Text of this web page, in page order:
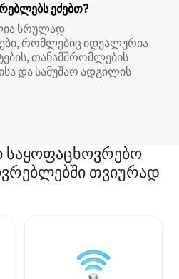
ეძებთ?
სრულად
რომლებიც იდეალურია
თანამშრომლების
და სამუშაო ადგილის
თვიურად